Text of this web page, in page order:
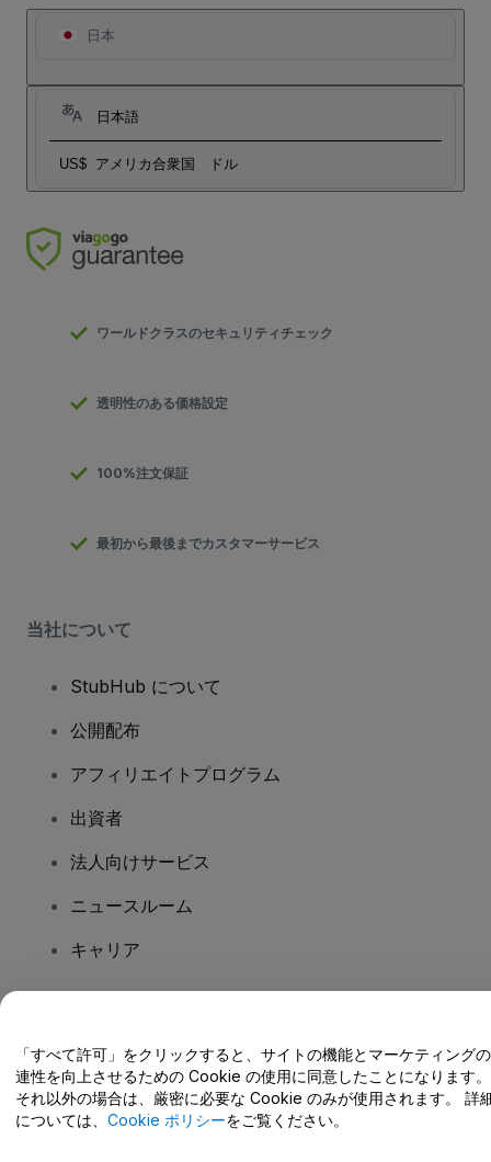
日本
日本語
US$ アメリカ合衆国 ドル
ワールドクラスのセキュリティチェック
透明性のある価格設定
100%注文保証
最初から最後までカスタマーサービス
当社について
StubHub について
公開配布
アフィリエイトプログラム
出資者
法人向けサービス
ニュースルーム
キャリア
ヘルプセンター / こちらまでご連絡下さい
「すべて許可」をクリックすると、サイトの機能とマーケティング
連性を向上させるための Cookie の使用に同意したことになります。
それ以外の場合は、厳密に必要な Cookie のみが使用されます。 詳
については、 Cookie ポリシーをご覧ください。